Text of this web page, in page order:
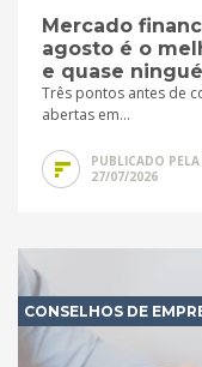
Mercado
agosto é o
e quase
Três pontos antes de
abertas em...
PUBLICADO
27/07/2026
CONSELHOS DE